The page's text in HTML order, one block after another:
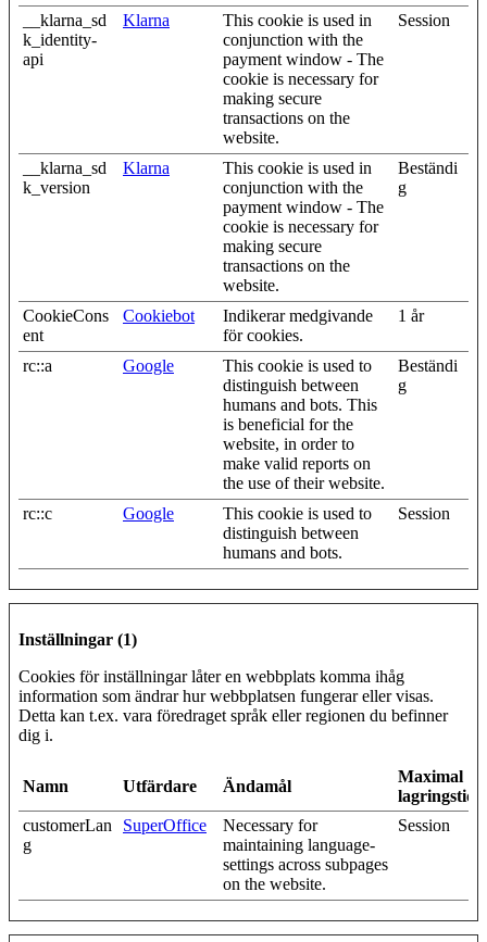
__klarna_sd
k_identity-
api
Klarna
This cookie is used in
conjunction with the
payment window - The
cookie is necessary for
making secure
transactions on the
website.
Session
__klarna_sd
k_version
Klarna
This cookie is used in
conjunction with the
payment window - The
cookie is necessary for
making secure
transactions on the
website.
Beständi
g
CookieCons
ent
Cookiebot
Indikerar medgivande
för cookies.
1 år
rc::a Google
This cookie is used to
distinguish between
humans and bots. This
is beneficial for the
website, in order to
make valid reports on
the use of their website.
Beständi
g
rc::c Google
This cookie is used to
distinguish between
humans and bots.
Session
Inställningar (1)
Cookies för inställningar låter en webbplats komma ihåg
information som ändrar hur webbplatsen fungerar eller visas.
Detta kan t.ex. vara föredraget språk eller regionen du befinner
dig i.
Namn Utfärdare Ändamål
Maximal
lagringstid
customerLan
g
SuperOffice
Necessary for
maintaining language-
settings across subpages
on the website.
Session